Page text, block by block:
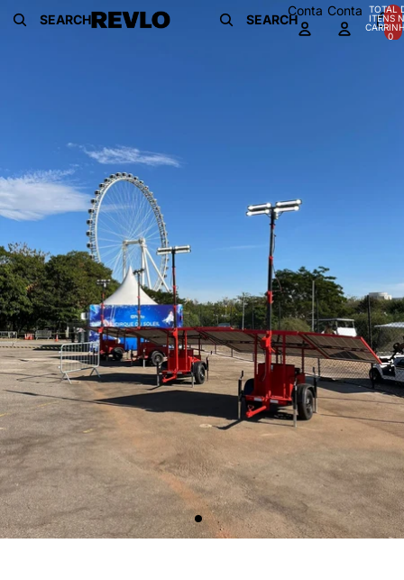
SEARCH
SEARCH
Conta Conta
TOTAL
ITENS
0